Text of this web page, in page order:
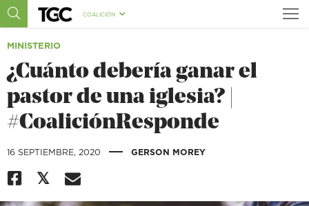
COALICIÓN
MINISTERIO
¿Cuánto debería ganar el
pastor de una iglesia? |
#CoaliciónResponde
16 SEPTIEMBRE, 2020 | GERSON MOREY